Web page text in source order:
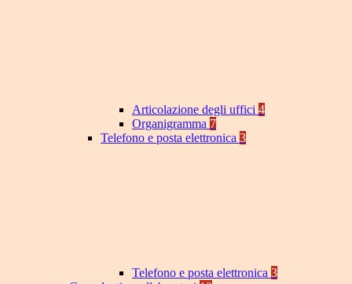
Articolazione degli uffici 4
Organigramma 7
Telefono e posta elettronica 3
Telefono e posta elettronica 3